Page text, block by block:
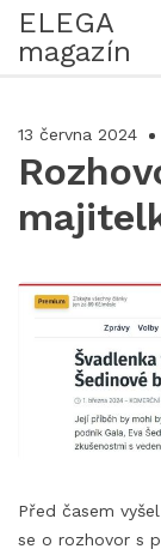
ELEGA
magazín
13 června 2024
Před časem
se o rozhovor s